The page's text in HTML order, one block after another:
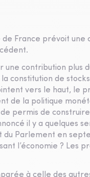
France prévoit une
une contribution plus
constitution de
vers le haut, le
de la politique
permis de
il y a quelques
Parlement en
l’économie ? Les
à celle des